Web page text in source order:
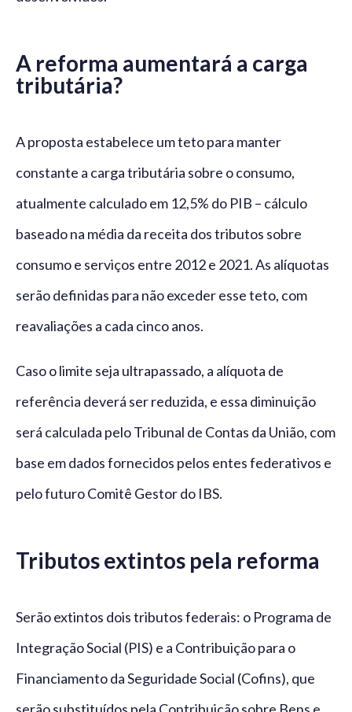
A reforma aumentará a carga
tributária?
A proposta estabelece um teto para manter
constante a carga tributária sobre o consumo,
atualmente calculado em 12,5% do PIB – cálculo
baseado na média da receita dos tributos sobre
consumo e serviços entre 2012 e 2021. As alíquotas
serão definidas para não exceder esse teto, com
reavaliações a cada cinco anos.
Caso o limite seja ultrapassado, a alíquota de
referência deverá ser reduzida, e essa diminuição
será calculada pelo Tribunal de Contas da União, com
base em dados fornecidos pelos entes federativos e
pelo futuro Comitê Gestor do IBS.
Tributos extintos pela reforma
Serão extintos dois tributos federais: o Programa de
Integração Social (PIS) e a Contribuição para o
Financiamento da Seguridade Social (Cofins), que
serão substituídos pela Contribuição sobre Bens e